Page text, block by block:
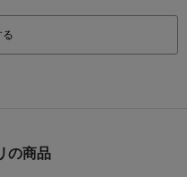
る
の商品